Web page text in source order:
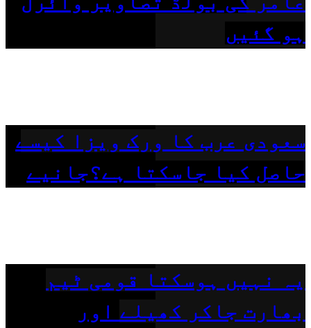
ہو گئیں
سعودی عرب کا ورک ویزا کیسے
حاصل کیا جاسکتا ہے؟جانیے
یہ نہیں ہوسکتا قومی ٹیم
بھارت جاکر کھیلے اور